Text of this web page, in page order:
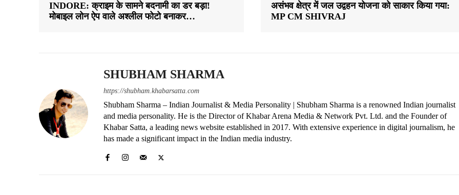
INDORE: क्राइम के सामने बदनामी का डर बड़ा!
मोबाइल लोन ऐप वाले अश्लील फोटो बनाकर…
असंभव क्षेत्र में जल उद्वहन योजना को साकार किया गया:
MP CM SHIVRAJ
SHUBHAM SHARMA
https://shubham.khabarsatta.com
Shubham Sharma – Indian Journalist & Media Personality | Shubham Sharma is a renowned Indian journalist
and media personality. He is the Director of Khabar Arena Media & Network Pvt. Ltd. and the Founder of
Khabar Satta, a leading news website established in 2017. With extensive experience in digital journalism, he
has made a significant impact in the Indian media industry.